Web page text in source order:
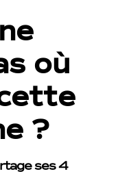
où
?
ses 4